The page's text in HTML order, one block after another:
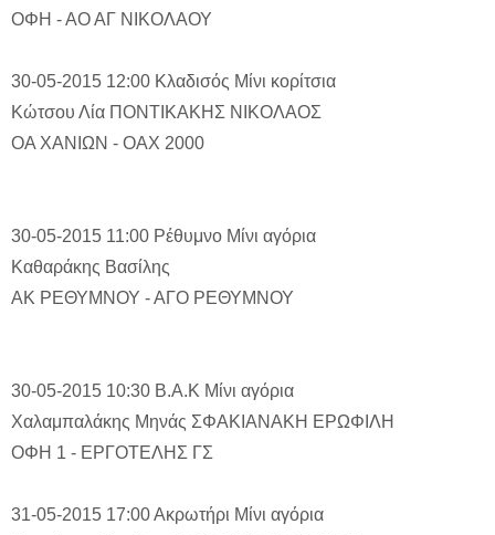
ΟΦΗ - ΑΟ ΑΓ ΝΙΚΟΛΑΟΥ
30-05-2015 12:00 Κλαδισός Μίνι κορίτσια
Κώτσου Λία ΠΟΝΤΙΚΑΚΗΣ ΝΙΚΟΛΑΟΣ
ΟΑ ΧΑΝΙΩΝ - ΟΑΧ 2000
30-05-2015 11:00 Ρέθυμνο Μίνι αγόρια
Καθαράκης Βασίλης
ΑΚ ΡΕΘΥΜΝΟΥ - ΑΓΟ ΡΕΘΥΜΝΟΥ
30-05-2015 10:30 Β.Α.Κ Μίνι αγόρια
Χαλαμπαλάκης Μηνάς ΣΦΑΚΙΑΝΑΚΗ ΕΡΩΦΙΛΗ
ΟΦΗ 1 - ΕΡΓΟΤΕΛΗΣ ΓΣ
31-05-2015 17:00Ακρωτήρι Μίνι αγόρια